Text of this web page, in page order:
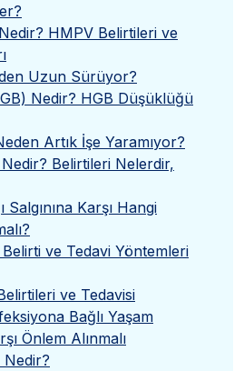
HMPV Belirtileri ve
Uzun Sürüyor?
Nedir? HGB Düşüklüğü
Artık İşe Yaramıyor?
Belirtileri Nelerdir,
Salgınına Karşı Hangi
ve Tedavi Yöntemleri
ve Tedavisi
Bağlı Yaşam
Önlem Alınmalı